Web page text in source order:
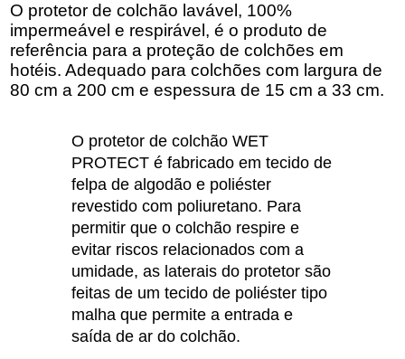
O protetor de colchão lavável, 100%
impermeável e respirável, é o produto de
referência para a proteção de colchões em
hotéis. Adequado para colchões com largura de
80 cm a 200 cm e espessura de 15 cm a 33 cm.
O protetor de colchão WET
PROTECT é fabricado em tecido de
felpa de algodão e poliéster
revestido com poliuretano. Para
permitir que o colchão respire e
evitar riscos relacionados com a
umidade, as laterais do protetor são
feitas de um tecido de poliéster tipo
malha que permite a entrada e
saída de ar do colchão.